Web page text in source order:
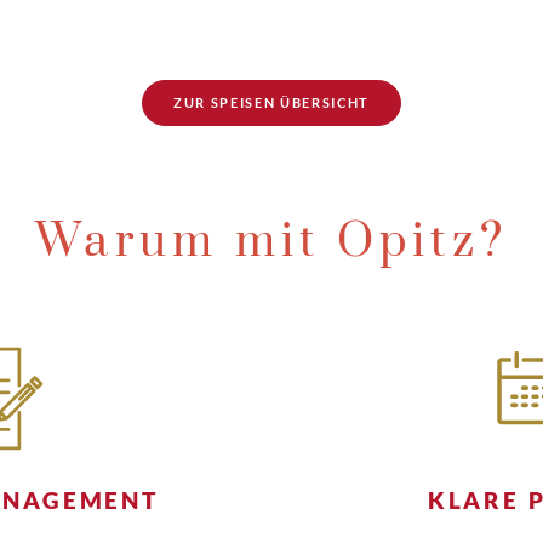
ZUR SPEISEN ÜBERSICHT
Warum mit Opitz?
KLARE